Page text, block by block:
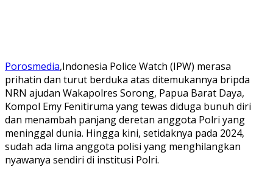
Porosmedia,Indonesia Police Watch (IPW) merasa
prihatin dan turut berduka atas ditemukannya bripda
NRN ajudan Wakapolres Sorong, Papua Barat Daya,
Kompol Emy Fenitiruma yang tewas diduga bunuh diri
dan menambah panjang deretan anggota Polri yang
meninggal dunia. Hingga kini, setidaknya pada 2024,
sudah ada lima anggota polisi yang menghilangkan
nyawanya sendiri di institusi Polri.